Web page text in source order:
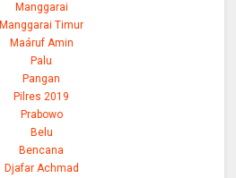
Manggarai
Manggarai Timur
Maáruf Amin
Palu
Pangan
Pilres 2019
Prabowo
Belu
Bencana
Djafar Achmad